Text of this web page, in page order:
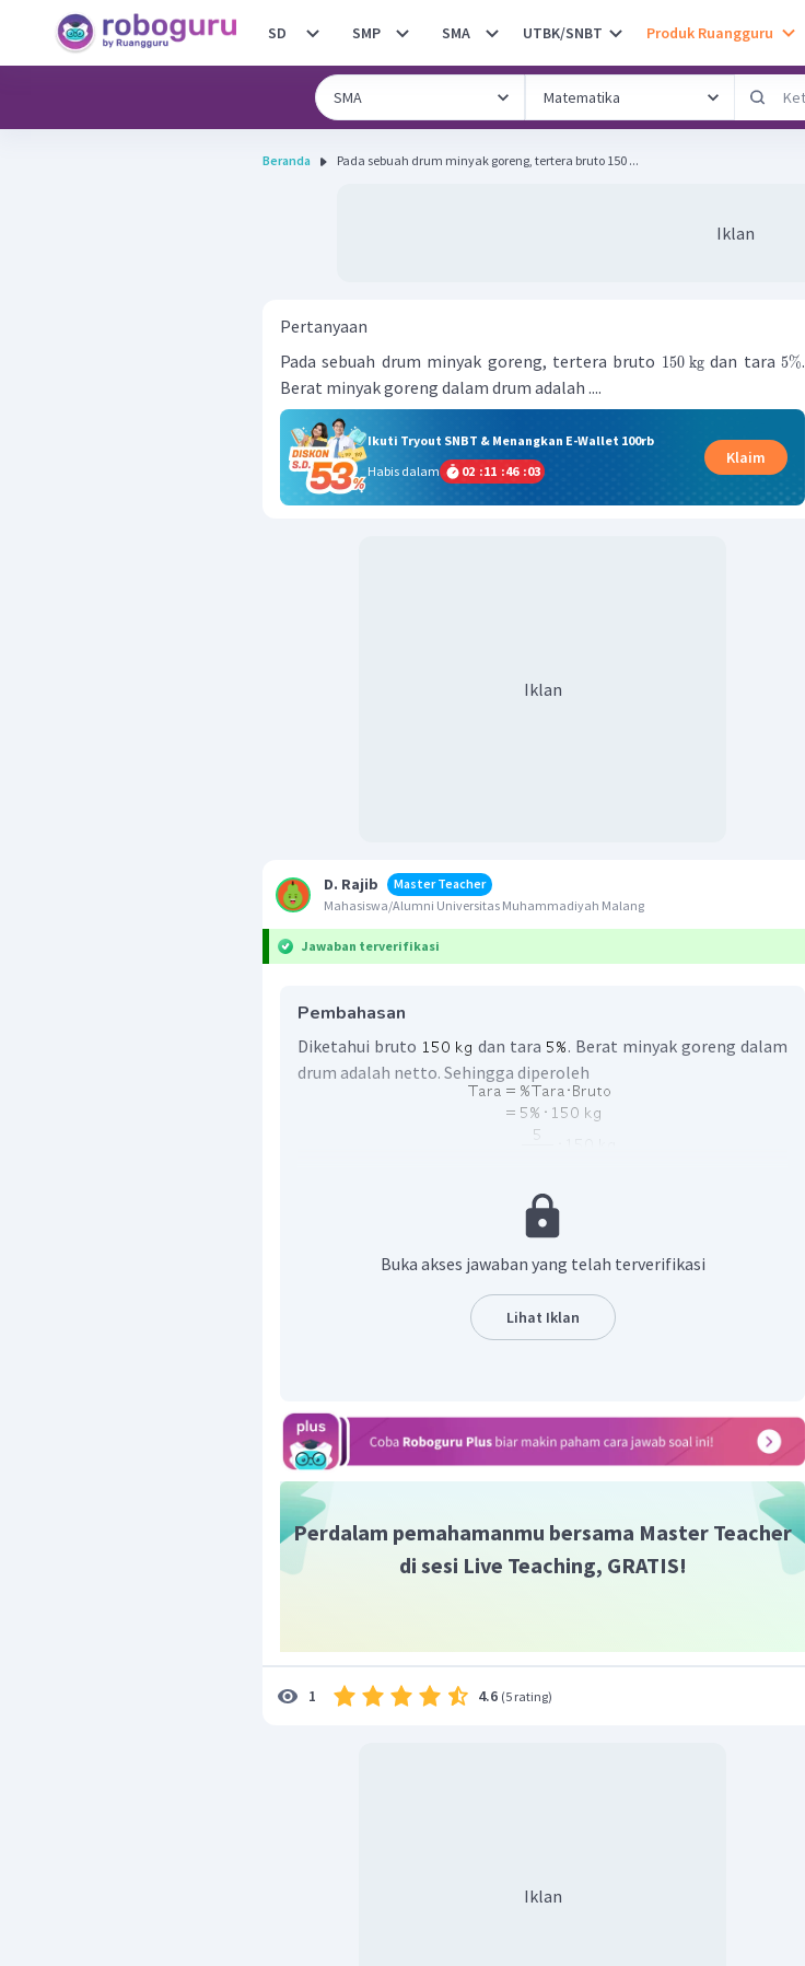
SD SMP SMA UTBK/SNBT Produk Ruangguru
Beranda Pada sebuah drum minyak goreng, tertera bruto 150 ...
Iklan
Pertanyaan
Pada sebuah drum minyak goreng, tertera bruto 150 kgdan tara5%.
Berat minyak goreng dalam drum adalah ....
Ikuti Tryout SNBT & Menangkan E-Wallet 100rb
Habis dalam
02 :11 :46 :03
Klaim
Iklan
D. Rajib
Master Teacher
Mahasiswa/Alumni Universitas Muhammadiyah Malang
Jawaban terverifikasi
Pembahasan
Diketahui bruto dan tara
. Berat minyak goreng dalam
drum adalah netto. Sehingga diperoleh
Jadi, berat minyak goreng dalam drum adalah
Buka akses jawaban yang telah terverifikasi
Lihat Iklan
Perdalam pemahamanmu bersama Master Teacher
di sesi Live Teaching, GRATIS!
1 4.6 (5 rating)
Iklan